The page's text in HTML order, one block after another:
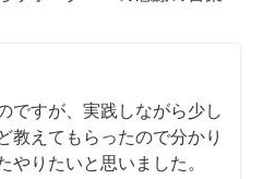
ですが、実践しながら少し
教えてもらったので分かり
やりたいと思いました。